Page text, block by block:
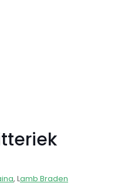
, Lamb Braden